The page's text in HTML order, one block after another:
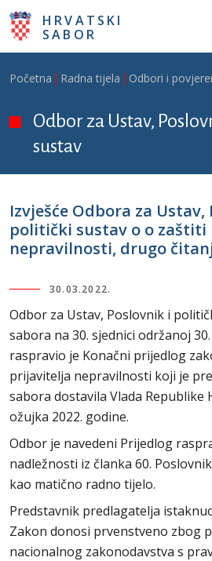
Skoči na glavni sadržaj
HRVATSKI
SABOR
Breadcrumb
Početna Radna tijela Odbori i
Odbor za Ustav,
sustav
Izvješće Odbora za Ustav,
politički sustav o o
nepravilnosti, drugo
30.03.2022.
Odbor za Ustav, Poslovnik i
sabora na 30. sjednici održanoj
raspravio je Konačni prijedlog
prijavitelja nepravilnosti koji je
sabora dostavila Vlada Republike
ožujka 2022. godine.
Odbor je navedeni Prijedlog
nadležnosti iz članka 60.
kao matično radno tijelo.
Predstavnik predlagatelja
Zakon donosi prvenstveno zbog
nacionalnog zakonodavstva s